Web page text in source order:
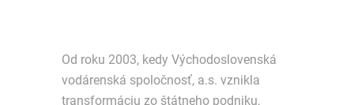
Od roku 2003, kedy Východoslovenská
vodárenská spoločnosť, a.s. vznikla
transformáciu zo štátneho podniku,